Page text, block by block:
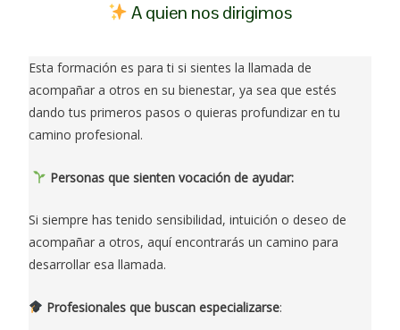
A quien nos dirigimos
Esta formación es para ti si sientes la llamada de
acompañar a otros en su bienestar, ya sea que estés
dando tus primeros pasos o quieras profundizar en tu
camino profesional.
Personas que sienten vocación de ayudar:
Si siempre has tenido sensibilidad, intuición o deseo de
acompañar a otros, aquí encontrarás un camino para
desarrollar esa llamada.
Profesionales que buscan especializarse: